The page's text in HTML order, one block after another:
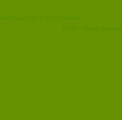
21 a 27 de Junho
ERPI – Plano de